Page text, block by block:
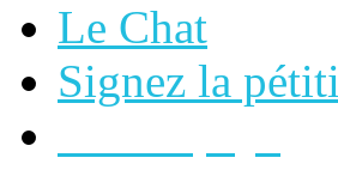
Le Chat
Signez la